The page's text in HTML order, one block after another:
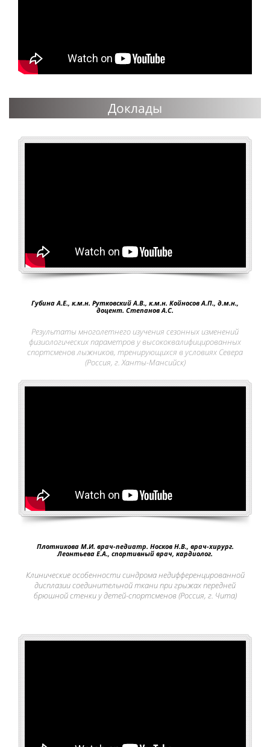
Доклады
Губина А.Е., к.м.н. Рутковский А.В., к.м.н. Койносов А.П., д.м.н.,
доцент. Степанов А.С.
Результаты многолетнего изучения сезонных изменений
физиологических параметров у высококвалифицированных
спортсменов лыжников, тренирующихся в условиях Севера
(Россия, г. Ханты-Мансийск)
Плотникова М.И. врач-педиатр. Носков Н.В., врач-хирург.
Леонтьева Е.А., спортивный врач, кардиолог.
Клинические особенности синдрома недифференцированной
дисплазии соединительной ткани при грыжах передней
брюшной стенки у детей-спортсменов (Россия, г. Чита)